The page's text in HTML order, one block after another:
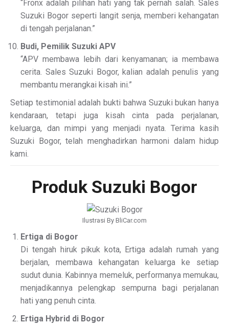
“Fronx adalah pilihan hati yang tak pernah salah. Sales
Suzuki Bogor seperti langit senja, memberi kehangatan
di tengah perjalanan.”
Budi, Pemilik Suzuki APV
“APV membawa lebih dari kenyamanan; ia membawa
cerita. Sales Suzuki Bogor, kalian adalah penulis yang
membantu merangkai kisah ini.”
Setiap testimonial adalah bukti bahwa Suzuki bukan hanya
kendaraan, tetapi juga kisah cinta pada perjalanan,
keluarga, dan mimpi yang menjadi nyata. Terima kasih
Suzuki Bogor, telah menghadirkan harmoni dalam hidup
kami.
Produk Suzuki Bogor
Ilustrasi By BliCar.com
Ertiga di Bogor
Di tengah hiruk pikuk kota, Ertiga adalah rumah yang
berjalan, membawa kehangatan keluarga ke setiap
sudut dunia. Kabinnya memeluk, performanya memukau,
menjadikannya pelengkap sempurna bagi perjalanan
hati yang penuh cinta.
Ertiga Hybrid di Bogor